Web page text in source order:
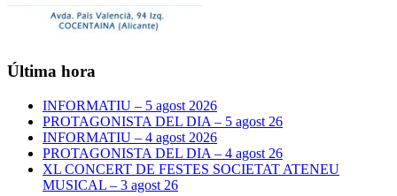
Última hora
INFORMATIU – 5 agost 2026
PROTAGONISTA DEL DIA – 5 agost 26
INFORMATIU – 4 agost 2026
PROTAGONISTA DEL DIA – 4 agost 26
XL CONCERT DE FESTES SOCIETAT ATENEU
MUSICAL – 3 agost 26